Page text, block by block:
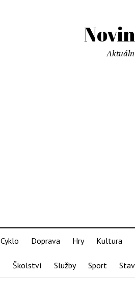
Cyklo Doprava Hry Kultura
Školství Služby Sport